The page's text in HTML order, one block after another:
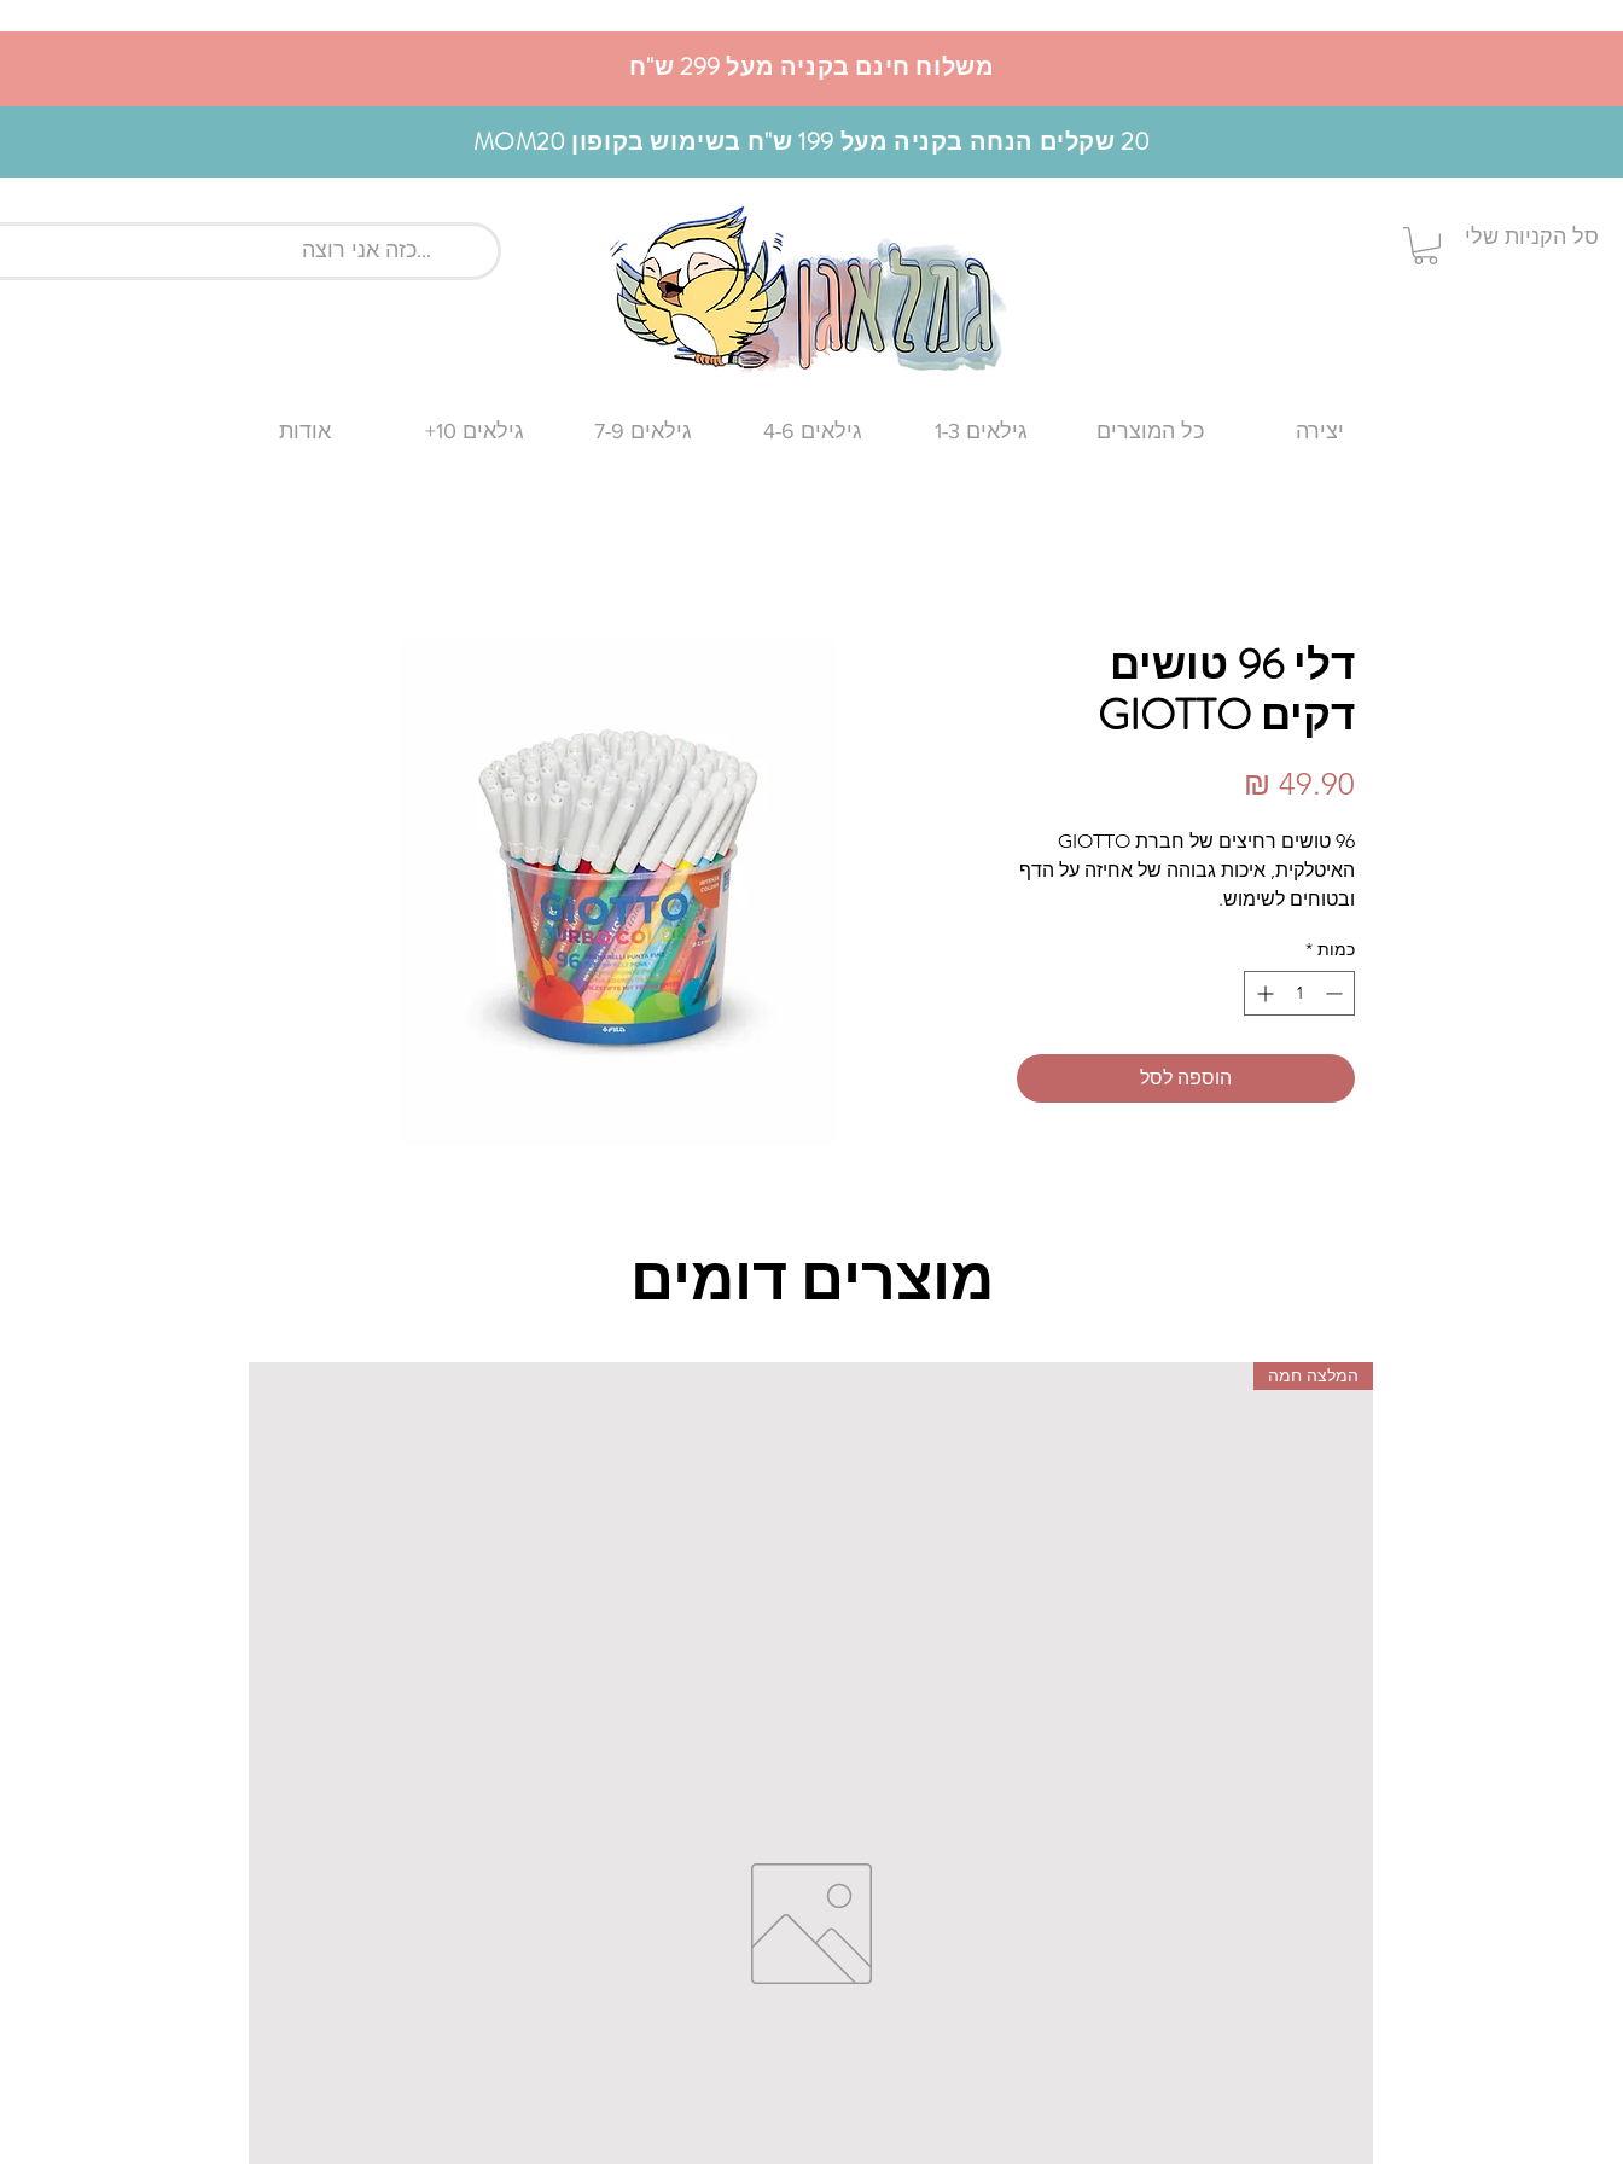
משלוח חינם בקניה מעל 299 ש"ח
20 שקלים הנחה בקניה מעל 199 ש"ח בשימוש בקופון MOM20
סל הקניות שלי
יצירה כל המוצרים גילאים 1-3 גילאים 4-6 גילאים 7-9 גילאים 10+ אודות
דלי 96 טושים
דקים GIOTTO
96 טושים רחיצים של חברת GIOTTO
האיטלקית, איכות גבוהה של אחיזה על הדף
ובטוחים לשימוש.
המוצר מיועד לגילאי 3 ומעלה.
כמות *
הוספה לסל
מוצרים דומים
המלצה חמה